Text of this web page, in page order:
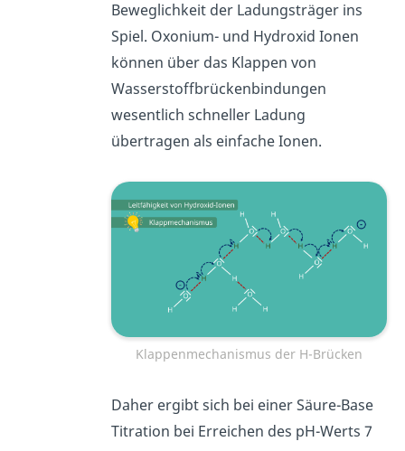
Beweglichkeit der Ladungsträger ins
Spiel. Oxonium- und Hydroxid Ionen
können über das Klappen von
Wasserstoffbrückenbindungen
wesentlich schneller Ladung
übertragen als einfache Ionen.
Klappenmechanismus der H-Brücken
Daher ergibt sich bei einer Säure-Base
Titration bei Erreichen des pH-Werts 7